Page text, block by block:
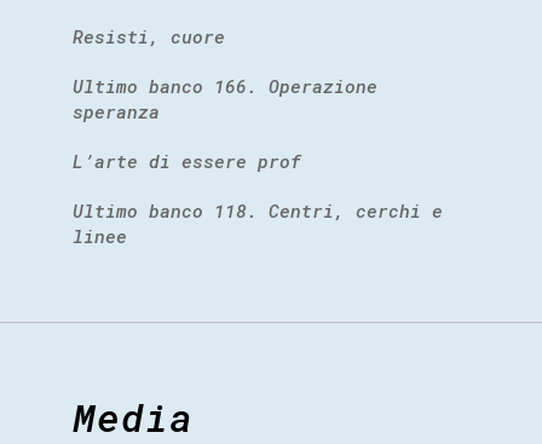
Resisti, cuore
Ultimo banco 166. Operazione
speranza
L’arte di essere prof
Ultimo banco 118. Centri, cerchi e
linee
Media